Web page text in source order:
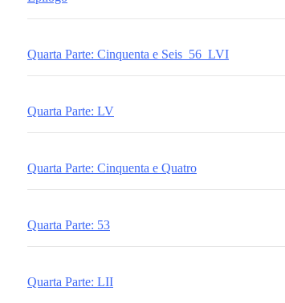
Quarta Parte: Cinquenta e Seis_56_LVI
Quarta Parte: LV
Quarta Parte: Cinquenta e Quatro
Quarta Parte: 53
Quarta Parte: LII